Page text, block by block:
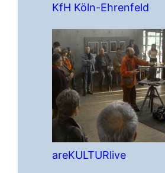
KfH Köln-Ehrenfeld
areKULTURlive